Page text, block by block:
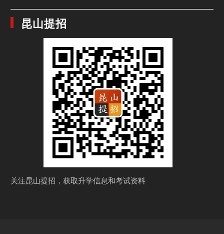
昆山提招
关注昆山提招，获取升学信息和考试资料